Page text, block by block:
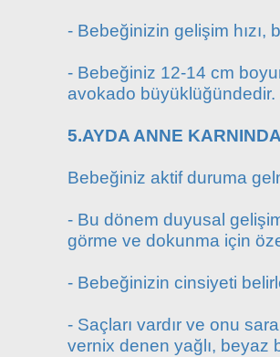
- Bebeğinizin gelişim hızı,
- Bebeğiniz 12-14 cm
avokado büyüklüğündedir.
5.AYDA ANNE
Bebeğiniz aktif duruma
- Bu dönem duyusal
görme ve dokunma için
- Bebeğinizin cinsiyeti
- Saçları vardır ve onu
vernix denen yağlı, beyaz